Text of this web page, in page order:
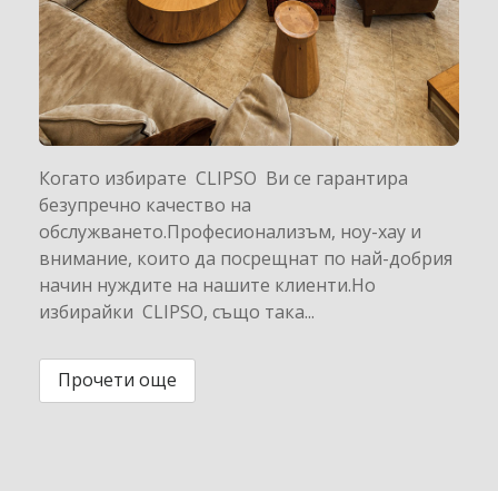
Когато избирате CLIPSO Ви се гарантира
безупречно качество на
обслужването.Професионализъм, ноу-хау и
внимание, които да посрещнат по най-добрия
начин нуждите на нашите клиенти.Но
избирайки CLIPSO, също така...
Прочети още